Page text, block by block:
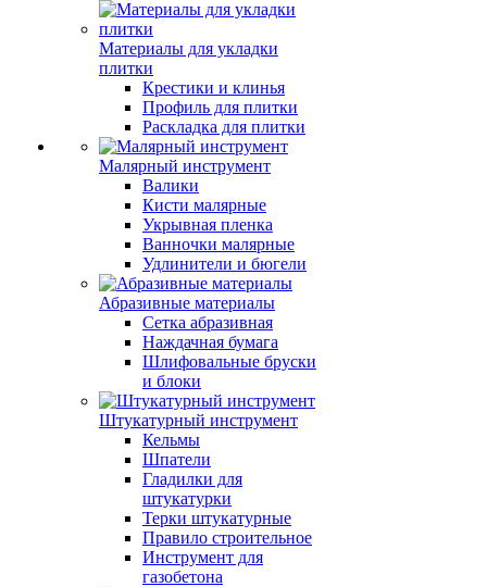
Материалы для укладки
плитки
Крестики и клинья
Профиль для плитки
Раскладка для плитки
Малярный инструмент
Валики
Кисти малярные
Укрывная пленка
Ванночки малярные
Удлинители и бюгели
Абразивные материалы
Сетка абразивная
Наждачная бумага
Шлифовальные бруски
и блоки
Штукатурный инструмент
Кельмы
Шпатели
Гладилки для
штукатурки
Терки штукатурные
Правило строительное
Инструмент для
газобетона